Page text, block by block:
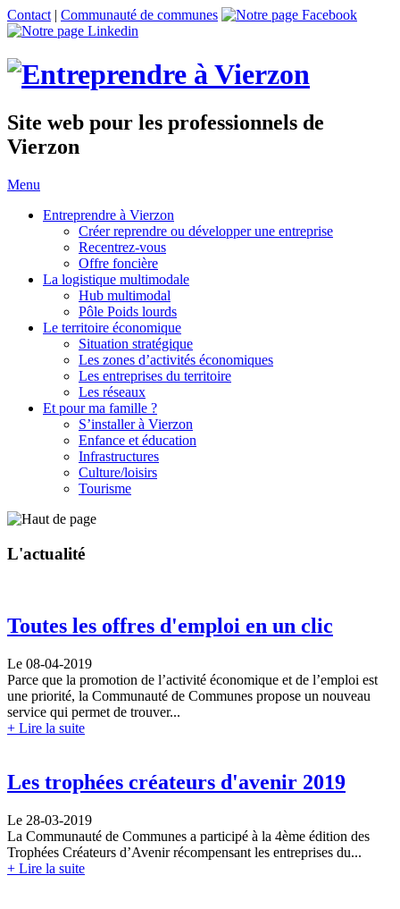
Contact | Communauté de communes
Site web pour les professionnels de
Vierzon
Menu
Entreprendre à Vierzon
Créer reprendre ou développer une entreprise
Recentrez-vous
Offre foncière
La logistique multimodale
Hub multimodal
Pôle Poids lourds
Le territoire économique
Situation stratégique
Les zones d’activités économiques
Les entreprises du territoire
Les réseaux
Et pour ma famille ?
S’installer à Vierzon
Enfance et éducation
Infrastructures
Culture/loisirs
Tourisme
L'actualité
Toutes les offres d'emploi en un clic
Le 08-04-2019
Parce que la promotion de l’activité économique et de l’emploi est
une priorité, la Communauté de Communes propose un nouveau
service qui permet de trouver...
+ Lire la suite
Les trophées créateurs d'avenir 2019
Le 28-03-2019
La Communauté de Communes a participé à la 4ème édition des
Trophées Créateurs d’Avenir récompensant les entreprises du...
+ Lire la suite